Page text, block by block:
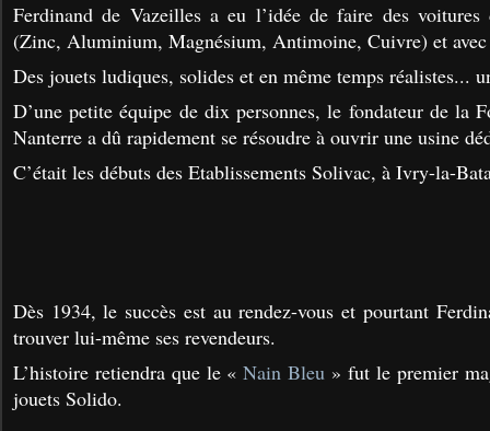
Ferdinand de Vazeilles a eu l’idée de faire des voitures
(Zinc, Aluminium, Magnésium, Antimoine, Cuivre) et avec
Des jouets ludiques, solides et en même temps réalistes...
D’une petite équipe de dix personnes, le fondateur de la
Nanterre a dû rapidement se résoudre à ouvrir une usine
C’était les débuts des Etablissements Solivac, à Ivry-la-
Dès 1934, le succès est au rendez-vous et pourtant
trouver lui-même ses revendeurs.
L’histoire retiendra que le «Nain Bleu » fut le premier
jouets Solido.